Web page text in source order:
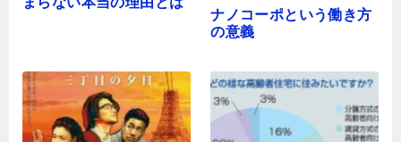
ナノコーポという働き方
の意義